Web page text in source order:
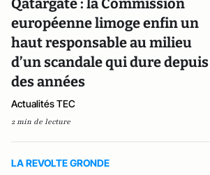
Qatargate : la Commission
européenne limoge enfin un
haut responsable au milieu
d’un scandale qui dure depuis
des années
Actualités TEC
2 min de lecture
LA REVOLTE GRONDE